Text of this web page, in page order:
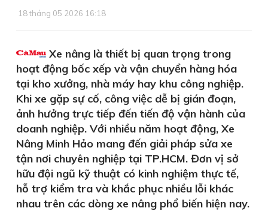
18 tháng 05 2026 16:18
Xe nâng là thiết bị quan trọng trong
hoạt động bốc xếp và vận chuyển hàng hóa
tại kho xưởng, nhà máy hay khu công nghiệp.
Khi xe gặp sự cố, công việc dễ bị gián đoạn,
ảnh hưởng trực tiếp đến tiến độ vận hành của
doanh nghiệp. Với nhiều năm hoạt động, Xe
Nâng Minh Hảo mang đến giải pháp sửa xe
tận nơi chuyên nghiệp tại TP.HCM. Đơn vị sở
hữu đội ngũ kỹ thuật có kinh nghiệm thực tế,
hỗ trợ kiểm tra và khắc phục nhiều lỗi khác
nhau trên các dòng xe nâng phổ biến hiện nay.